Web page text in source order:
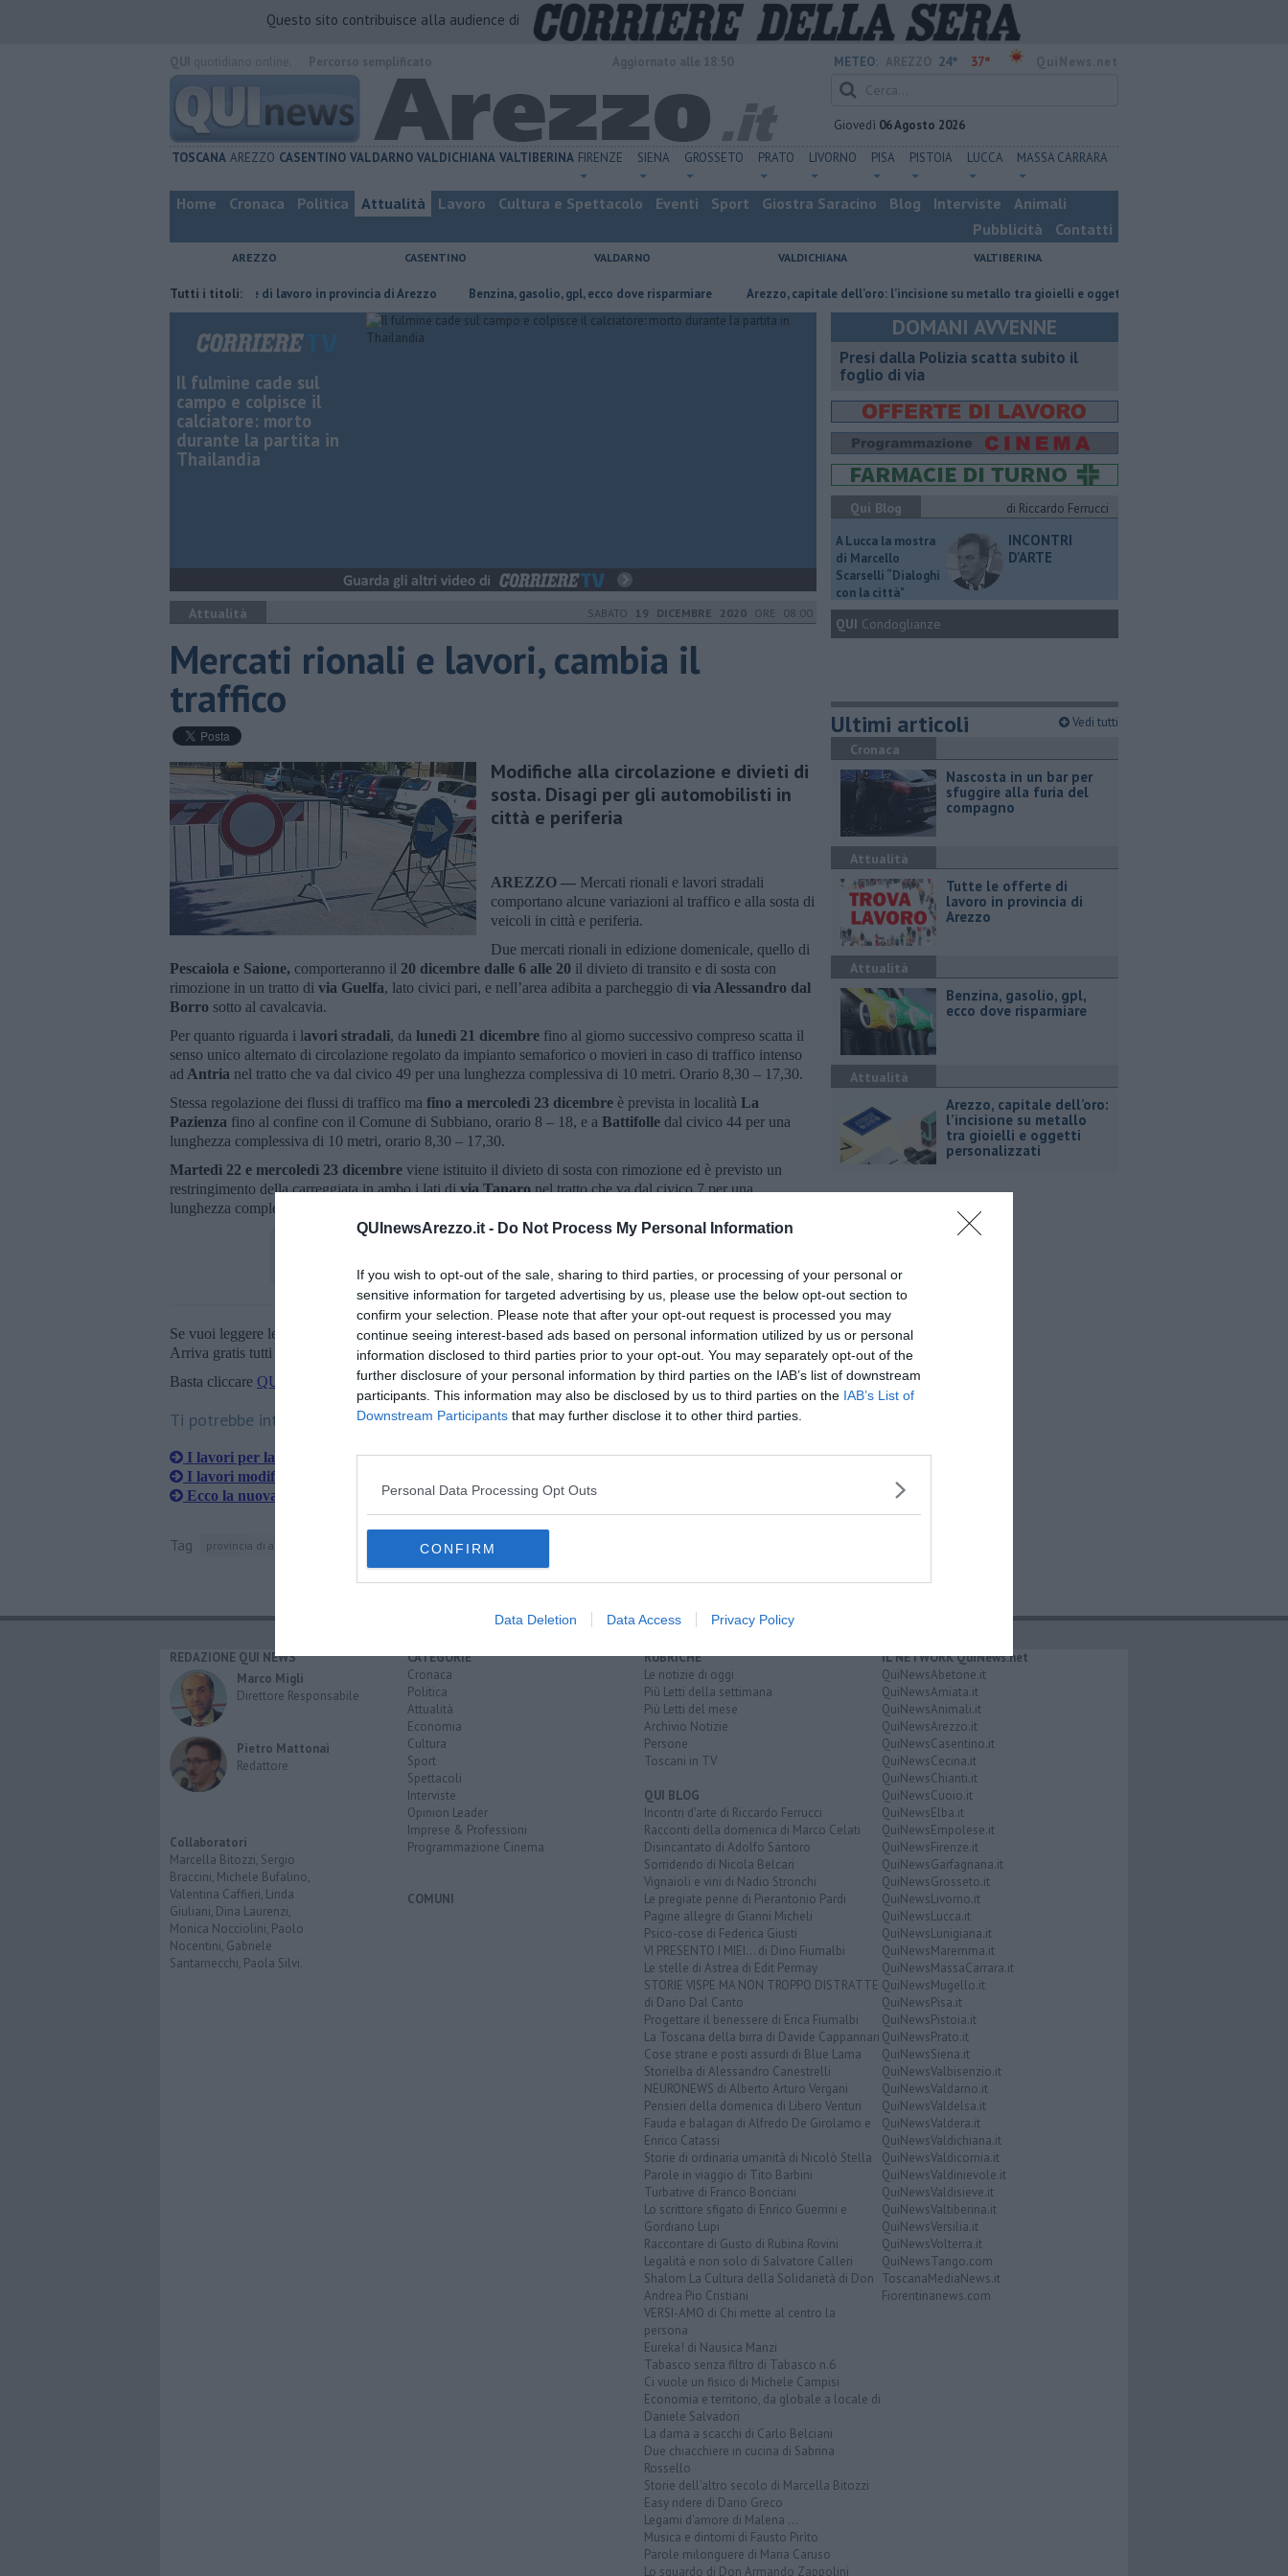
QUInewsArezzo.it - Do Not Process My Personal Information
If you wish to opt-out of the sale, sharing to third parties, or processing of your personal or
sensitive information for targeted advertising by us, please use the below opt-out section to
confirm your selection. Please note that after your opt-out request is processed you may
continue seeing interest-based ads based on personal information utilized by us or personal
information disclosed to third parties prior to your opt-out. You may separately opt-out of the
further disclosure of your personal information by third parties on the IAB’s list of downstream
participants. This information may also be disclosed by us to third parties on the IAB’s List of
Downstream Participants that may further disclose it to other third parties.
Personal Data Processing Opt Outs
CONFIRM
Data Deletion Data Access Privacy Policy
Questo sito contribuisce alla audience di
METEO: 24° 37°
Giovedì 06 Agosto 2026
TOSCANA AREZZO CASENTINO VALDARNO VALDICHIANA VALTIBERINA FIRENZE SIENA GROSSETO PRATO LIVORNO PISA PISTOIA LUCCA MASSA CARRARA
Home Cronaca Politica Attualità Lavoro Cultura e Spettacolo Eventi Sport Giostra Saracino Blog Interviste
Animali
Pubblicità
Contatti
AREZZO CASENTINO VALDARNO VALDICHIANA VALTIBERINA
Tutti i titoli:
​Tutte le offerte di lavoro in provincia di Arezzo ​Benzina, gasolio, gpl, ecco dove risparmiare Arezzo, capitale dell’oro: l’incisione su metallo tra gioielli e oggetti personalizzati
Il fulmine cade sul
campo e colpisce il
calciatore: morto
durante la partita in
Thailandia
Attualità SABATO 19 DICEMBRE 2020 ORE 08:00
Mercati rionali e lavori, cambia il
traffico
Modifiche alla circolazione e divieti di
sosta. Disagi per gli automobilisti in
città e periferia
AREZZO — Mercati rionali e lavori stradali
comportano alcune variazioni al traffico e alla sosta di
veicoli in città e periferia.
Due mercati rionali in edizione domenicale, quello di
Pescaiola e Saione, comporteranno il 20 dicembre dalle 6 alle 20 il divieto di transito e di sosta con
rimozione in un tratto di via Guelfa, lato civici pari, e nell’area adibita a parcheggio di via Alessandro dal
Borro sotto al cavalcavia.
Per quanto riguarda i lavori stradali, da lunedì 21 dicembre fino al giorno successivo compreso scatta il
senso unico alternato di circolazione regolato da impianto semaforico o movieri in caso di traffico intenso
ad Antria nel tratto che va dal civico 49 per una lunghezza complessiva di 10 metri. Orario 8,30 – 17,30.
Stessa regolazione dei flussi di traffico ma fino a mercoledì 23 dicembre è prevista in località La
Pazienza fino al confine con il Comune di Subbiano, orario 8 – 18, e a Battifolle dal civico 44 per una
lunghezza complessiva di 10 metri, orario 8,30 – 17,30.
Martedì 22 e mercoledì 23 dicembre viene istituito il divieto di sosta con rimozione ed è previsto un
restringimento della carreggiata in ambo i lati divia Tanaronel tratto che va dal civico 7 per una
lunghezza complessiva di 10 metri. Orario 8,30 – 17,30.
Se vuoi leggere le notizie principali della Toscana iscriviti alla Newsletter QUInews - ToscanaMedia.
Arriva gratis tutti i giorni alle 20:00 direttamente nella tua casella di posta.
Basta cliccare QUI
Ti potrebbe interessare anche:
I lavori per la fibra non si digeriscono
I lavori modificano il tragitto dei bus
Ecco la nuova piazza della Stazione
Tag provincia di arezzo alessandro dal borro
DOMANI AVVENNE
Presi dalla Polizia scatta subito il
foglio di via
Qui Blog
di Riccardo Ferrucci
A Lucca la mostra
di Marcello
Scarselli “Dialoghi
con la città"
INCONTRI
D'ARTE
QUI Condoglianze
Ultimi articoli Vedi tutti
Cronaca
Nascosta in un bar per
sfuggire alla furia del
compagno
Attualità
​Tutte le offerte di
lavoro in provincia di
Arezzo
Attualità
​Benzina, gasolio, gpl,
ecco dove risparmiare
Attualità
Arezzo, capitale dell’oro:
l’incisione su metallo
tra gioielli e oggetti
personalizzati
REDAZIONE QUI NEWS
Marco Migli
Direttore Responsabile
Pietro Mattonai
Redattore
Collaboratori
Marcella Bitozzi, Sergio
Braccini, Michele Bufalino,
Valentina Caffieri, Linda
Giuliani, Dina Laurenzi,
Monica Nocciolini, Paolo
Nocentini, Gabriele
Santarnecchi, Paola Silvi.
CATEGORIE
Cronaca
Politica
Attualità
Economia
Cultura
Sport
Spettacoli
Interviste
Opinion Leader
Imprese & Professioni
Programmazione Cinema
COMUNI
RUBRICHE
Le notizie di oggi
Più Letti della settimana
Più Letti del mese
Archivio Notizie
Persone
Toscani in TV
QUI BLOG
Incontri d'arte di Riccardo Ferrucci
Racconti della domenica di Marco Celati
Disincantato di Adolfo Santoro
Sorridendo di Nicola Belcari
Vignaioli e vini di Nadio Stronchi
Le pregiate penne di Pierantonio Pardi
Pagine allegre di Gianni Micheli
Psico-cose di Federica Giusti
VI PRESENTO I MIEI... di Dino Fiumalbi
Le stelle di Astrea di Edit Permay
STORIE VISPE MA NON TROPPO DISTRATTE
di Dario Dal Canto
Progettare il benessere di Erica Fiumalbi
La Toscana della birra di Davide Cappannari
Cose strane e posti assurdi di Blue Lama
Storielba di Alessandro Canestrelli
NEURONEWS di Alberto Arturo Vergani
Pensieri della domenica di Libero Venturi
Fauda e balagan di Alfredo De Girolamo e
Enrico Catassi
Storie di ordinaria umanità di Nicolò Stella
Parole in viaggio di Tito Barbini
Turbative di Franco Bonciani
Lo scrittore sfigato di Enrico Guerrini e
Gordiano Lupi
Raccontare di Gusto di Rubina Rovini
Legalità e non solo di Salvatore Calleri
Shalom La Cultura della Solidarietà di Don
Andrea Pio Cristiani
VERSI-AMO di Chi mette al centro la
persona
Eureka! di Nausica Manzi
Tabasco senza filtro di Tabasco n.6
Ci vuole un fisico di Michele Campisi
Economia e territorio, da globale a locale di
Daniele Salvadori
La dama a scacchi di Carlo Belciani
Due chiacchiere in cucina di Sabrina
Rossello
Storie dell'altro secolo di Marcella Bitozzi
Easy ridere di Dario Greco
Legami d'amore di Malena ...
Musica e dintorni di Fausto Pirìto
Parole milonguere di Maria Caruso
Lo sguardo di Don Armando Zappolini
IL NETWORK QuiNews.net
QuiNewsAbetone.it
QuiNewsAmiata.it
QuiNewsAnimali.it
QuiNewsArezzo.it
QuiNewsCasentino.it
QuiNewsCecina.it
QuiNewsChianti.it
QuiNewsCuoio.it
QuiNewsElba.it
QuiNewsEmpolese.it
QuiNewsFirenze.it
QuiNewsGarfagnana.it
QuiNewsGrosseto.it
QuiNewsLivorno.it
QuiNewsLucca.it
QuiNewsLunigiana.it
QuiNewsMaremma.it
QuiNewsMassaCarrara.it
QuiNewsMugello.it
QuiNewsPisa.it
QuiNewsPistoia.it
QuiNewsPrato.it
QuiNewsSiena.it
QuiNewsValbisenzio.it
QuiNewsValdarno.it
QuiNewsValdelsa.it
QuiNewsValdera.it
QuiNewsValdichiana.it
QuiNewsValdicornia.it
QuiNewsValdinievole.it
QuiNewsValdisieve.it
QuiNewsValtiberina.it
QuiNewsVersilia.it
QuiNewsVolterra.it
QuiNewsTango.com
ToscanaMediaNews.it
Fiorentinanews.com